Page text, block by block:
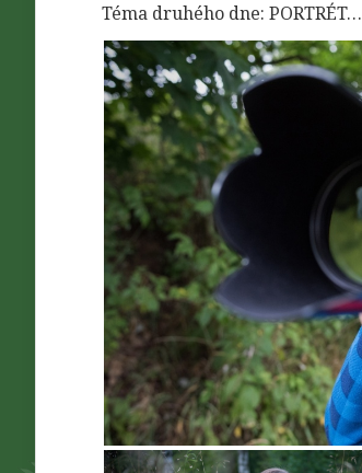
Téma druhého dne: PORTRÉT…